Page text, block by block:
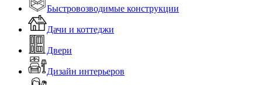
Быстровозводимые конструкции
Дачи и коттеджи
Двери
Дизайн интерьеров